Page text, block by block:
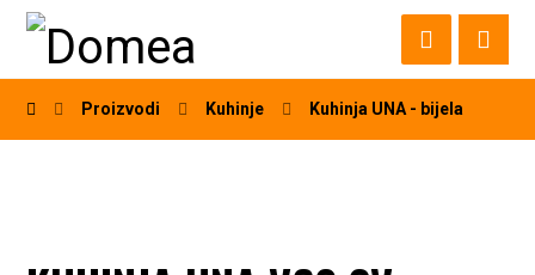
Proizvodi Kuhinje Kuhinja UNA - bijela